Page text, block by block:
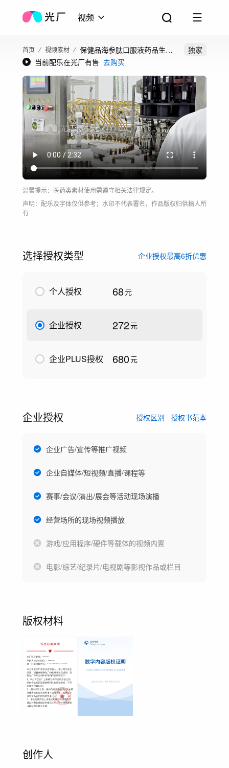
视频
首页 视频素材
保健品海参肽口服液药品生产
加工灌装
独家
当前配乐在光厂有售 去购买
温馨提示：医药类素材使用需遵守相关法律规定。
声明：配乐及字体仅供参考；水印不代表署名，作品版权归供稿人所
有
选择授权类型 企业授权最高6折优惠
个人授权 68元
企业授权 272元
企业PLUS授权 680元
企业授权 授权区别 授权书范本
企业广告/宣传等推广视频
企业自媒体/短视频/直播/课程等
赛事/会议/演出/展会等活动现场演播
经营场所的现场视频播放
游戏/应用程序/硬件等载体的视频内置
电影/综艺/纪录片/电视剧等影视作品或栏目
版权材料
创作人